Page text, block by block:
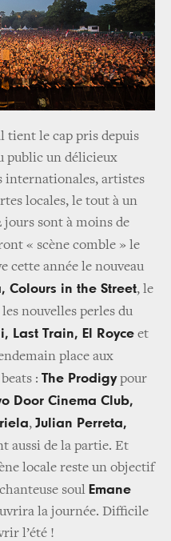
tient le cap pris depuis
public un délicieux
internationales, artistes
locales, le tout à un
jours sont à moins de
« scène comble » le
cette année le nouveau
Colours in the Street, le
les nouvelles perles du
Last Train, El Royce et
place aux
: The Prodigypour
Door Cinema Club,
, Julian Perreta,
aussi de la partie. Et
locale reste un objectif
soul Emane
la journée. Difficile
l’été !